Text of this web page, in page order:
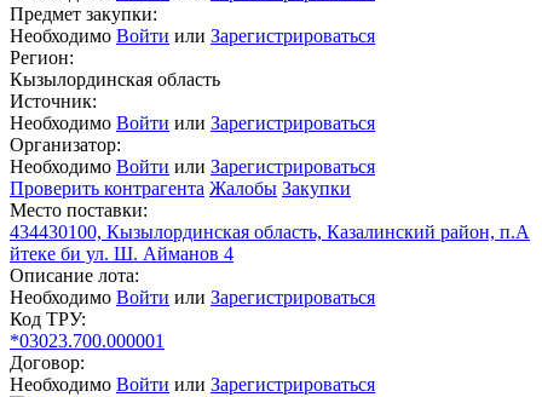
Предмет закупки:
Необходимо Войти или Зарегистрироваться
Регион:
Кызылординская область
Источник:
Необходимо Войти или Зарегистрироваться
Организатор:
Необходимо Войти или Зарегистрироваться
Проверить контрагента Жалобы Закупки
Место поставки:
434430100, Кызылординская область, Казалинский район, п.А
йтеке би ул. Ш. Айманов 4
Описание лота:
Необходимо Войти или Зарегистрироваться
Код ТРУ:
*03023.700.000001
Договор:
Необходимо Войти или Зарегистрироваться